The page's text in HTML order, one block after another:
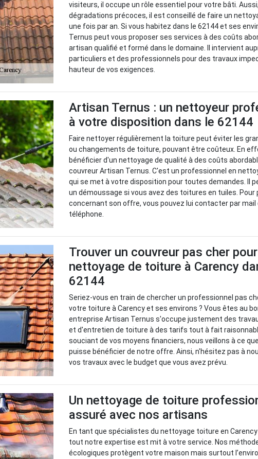
visiteurs, il occupe un rôle essentiel pour votre bâti.
dégradations précoces, il est conseillé de faire un
une fois par an. Si vous habitez dans le 62144 et ses
Ternus peut vous proposer ses services à des coûts
artisan qualifié et formé dans le domaine. Il intervient
particuliers et des professionnels pour des travaux
hauteur de vos exigences.
Artisan Ternus : un nettoyeur
à votre disposition dans le 62144
Faire nettoyer régulièrement la toiture peut éviter les
ou changements de toiture, pouvant être coûteux. En
bénéficier d'un nettoyage de qualité à des coûts
couvreur Artisan Ternus. C'est un professionnel en
qui se met à votre disposition pour toutes demandes. Il
un démoussage si vous avez des toitures en tuiles. Pour
concernant son offre, vous pouvez lui contacter par mail
téléphone.
Trouver un couvreur pas cher
nettoyage de toiture à Carency
62144
Seriez-vous en train de chercher un professionnel pas
votre toiture à Carency et ses environs ? Vous êtes au
entreprise Artisan Ternus s'occupe justement des
et d'entretien de toiture à des tarifs tout à fait
souciant de vos moyens financiers, nous veillons à ce
puisse bénéficier de notre offre. Ainsi, n'hésitez pas à
vos travaux avec le budget que vous avez prévu.
Un nettoyage de toiture
assuré avec nos artisans
En tant que spécialistes du nettoyage toiture en
tout notre expertise est mit à votre service. Nos
écologiques protègent votre maison mais surtout